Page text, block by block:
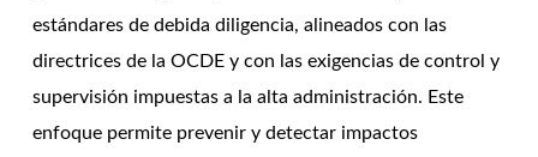
estándares de debida diligencia, alineados con las
directrices de la OCDE y con las exigencias de control y
supervisión impuestas a la alta administración. Este
enfoque permite prevenir y detectar impactos